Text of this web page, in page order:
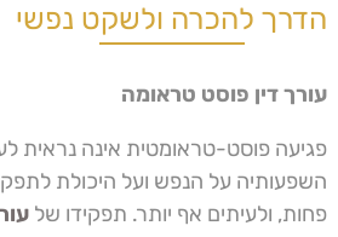
הדרך להכרה ולשקט נפשי
עורך דין פוסט טראומה
פגיעה פוסט-טראומטית אינה נראית
השפעותיה על הנפש ועל היכולת
פחות, ולעיתים אף יותר. תפקידו של